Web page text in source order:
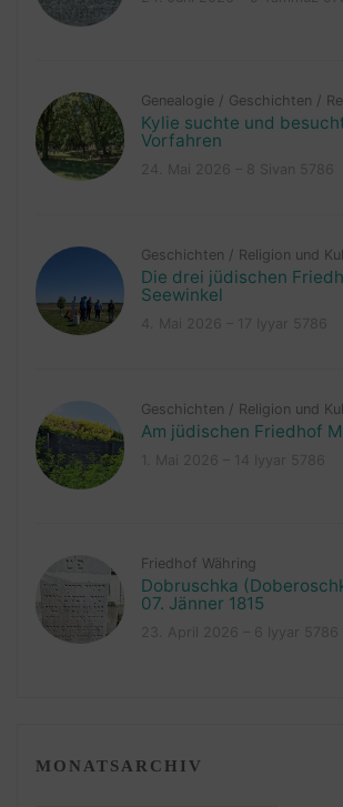
Genealogie / Geschichten /
Kylie suchte und
Vorfahren
Geschichten / Religion und
Die drei jüdischen
Seewinkel
Geschichten / Religion und
Am jüdischen Friedhof
Friedhof Währing
Dobruschka
07. Jänner 1815
MONATSARCHIV